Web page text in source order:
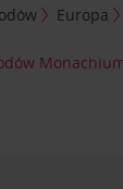
Europa